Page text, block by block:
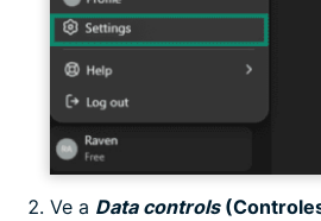
Ve a Data controls